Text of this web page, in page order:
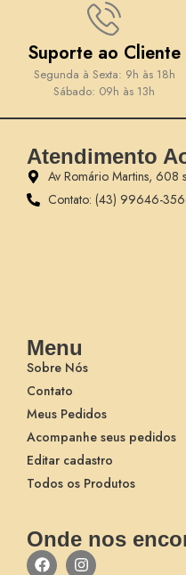
Suporte ao Cliente
Segunda à Sexta: 9h às 18h
Sábado: 09h às 13h
Atendimento
Av Romário Martins, 608
Contato: (43) 99646-
Menu
Sobre Nós
Contato
Meus Pedidos
Acompanhe seus pedidos
Editar cadastro
Todos os Produtos
Onde nos